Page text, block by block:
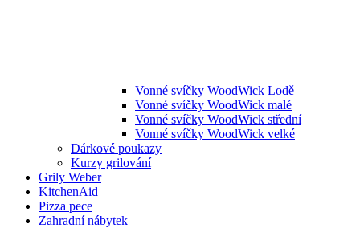
Vonné svíčky WoodWick Lodě
Vonné svíčky WoodWick malé
Vonné svíčky WoodWick střední
Vonné svíčky WoodWick velké
Dárkové poukazy
Kurzy grilování
Grily Weber
KitchenAid
Pizza pece
Zahradní nábytek